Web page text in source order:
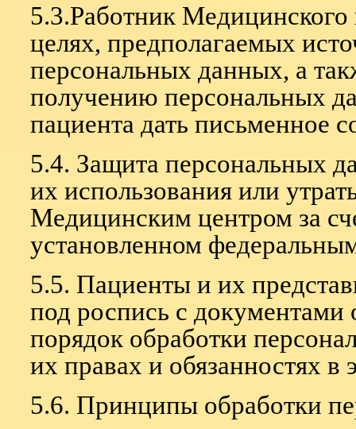
5.3.Работник
целях, предполагаемых
персональных данных, а
получению персональных
пациента дать письменное
5.4. Защита персональных
их использования или
Медицинским центром за
установленном
5.5. Пациенты и их
под роспись с
порядок обработки
их правах и обязанностях в
5.6. Принципы обработки